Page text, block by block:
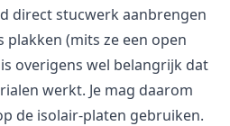
direct stucwerk aanbrengen
(mits ze een open
overigens wel belangrijk dat
werkt. Je mag daarom
de isolair-platen gebruiken.